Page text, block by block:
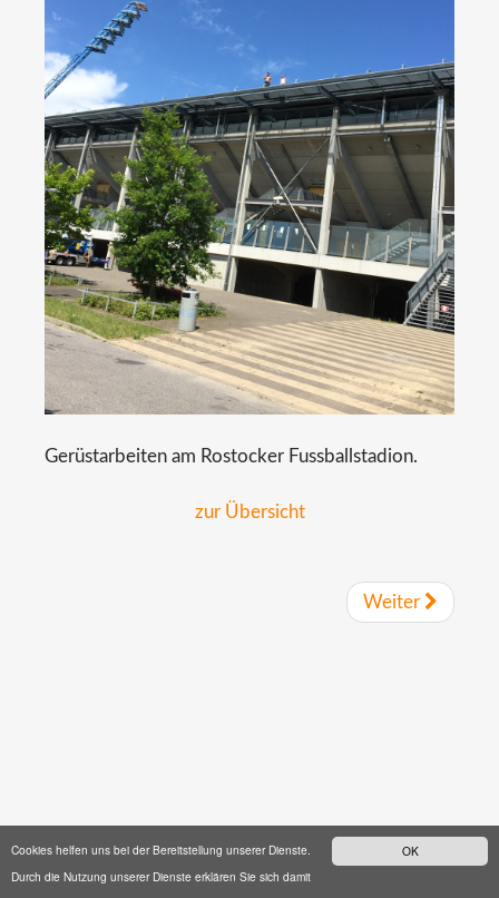
OK
Cookies helfen uns bei der Bereitstellung unserer Dienste.
Durch die Nutzung unserer Dienste erklären Sie sich damit
Gerüstarbeiten am Rostocker Fussballstadion.
zur Übersicht
Weiter